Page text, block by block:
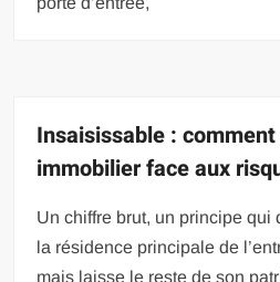
Insaisissable :
immobilier face aux
Un chiffre brut, un principe qui
la résidence principale de
mais laisse le reste de son